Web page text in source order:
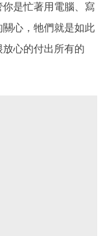
是忙著用電腦、寫
心，牠們就是如此
心的付出所有的